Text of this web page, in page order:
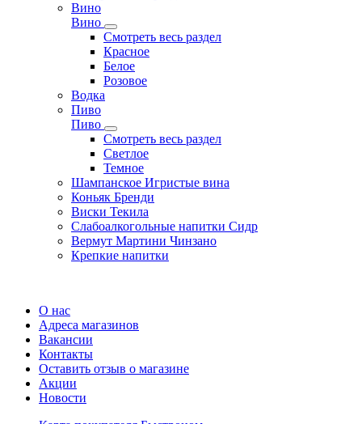
Вино
Вино
Смотреть весь раздел
Красное
Белое
Розовое
Водка
Пиво
Пиво
Смотреть весь раздел
Cветлое
Темное
Шампанское Игристые вина
Коньяк Бренди
Виски Текила
Слабоалкогольные напитки Сидр
Вермут Мартини Чинзано
Крепкие напитки
О нас
Адреса магазинов
Вакансии
Контакты
Оставить отзыв о магазине
Акции
Новости